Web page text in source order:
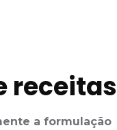
a formulação